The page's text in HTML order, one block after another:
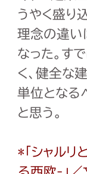
うやく盛り
理念の違い
なった。す
く、健全な
単位となる
と思う。
*「シャル